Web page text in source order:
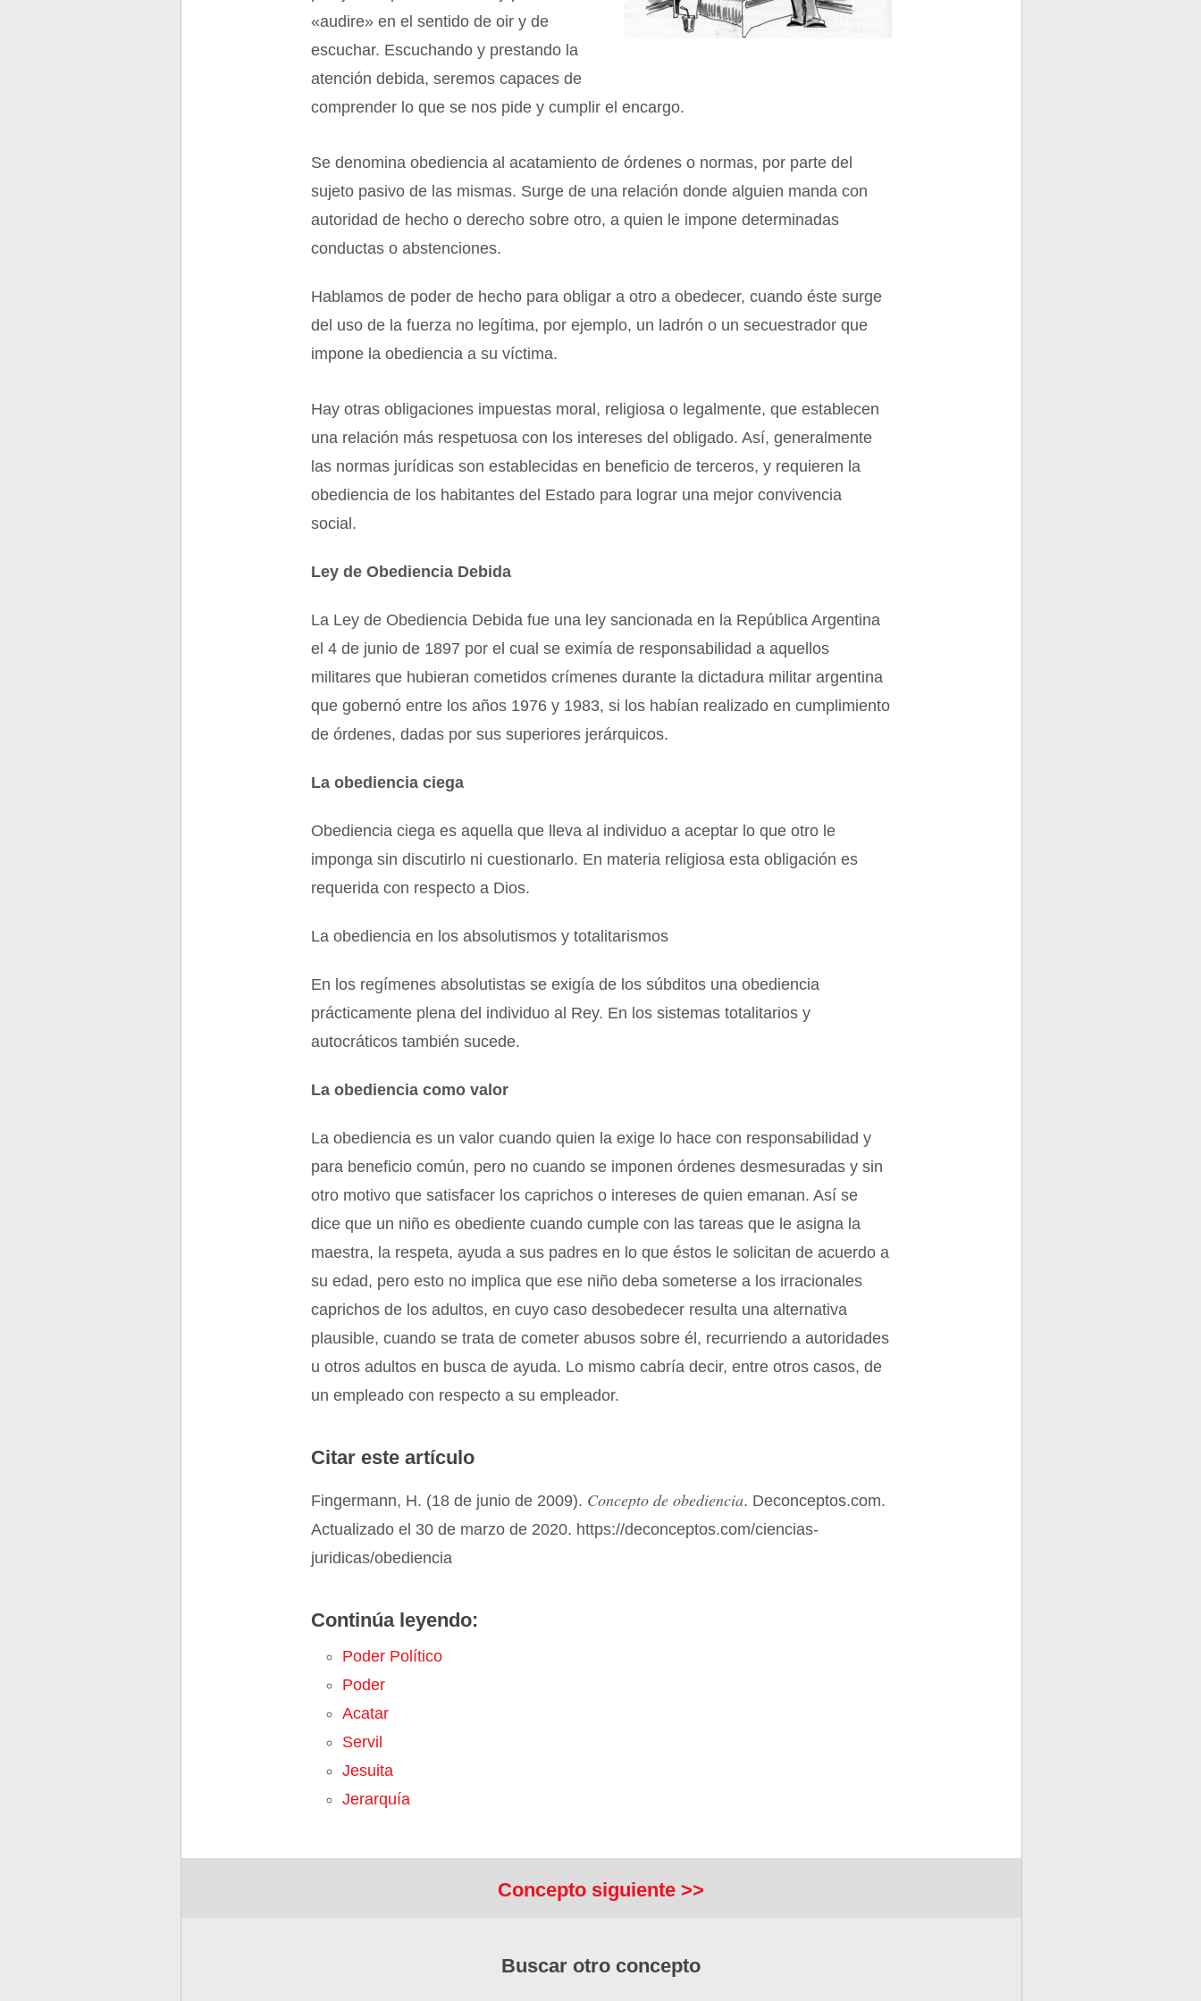
«audire» en el sentido de oir y de
escuchar. Escuchando y prestando la
atención debida, seremos capaces de
comprender lo que se nos pide y cumplir el encargo.
Se denomina obediencia al acatamiento de órdenes o normas, por parte del
sujeto pasivo de las mismas. Surge de una relación donde alguien manda con
autoridad de hecho o derecho sobre otro, a quien le impone determinadas
conductas o abstenciones.
Hablamos de poder de hecho para obligar a otro a obedecer, cuando éste surge
del uso de la fuerza no legítima, por ejemplo, un ladrón o un secuestrador que
impone la obediencia a su víctima.
Hay otras obligaciones impuestas moral, religiosa o legalmente, que establecen
una relación más respetuosa con los intereses del obligado. Así, generalmente
las normas jurídicas son establecidas en beneficio de terceros, y requieren la
obediencia de los habitantes del Estado para lograr una mejor convivencia
social.
Ley de Obediencia Debida
La Ley de Obediencia Debida fue una ley sancionada en la República Argentina
el 4 de junio de 1897 por el cual se eximía de responsabilidad a aquellos
militares que hubieran cometidos crímenes durante la dictadura militar argentina
que gobernó entre los años 1976 y 1983, si los habían realizado en cumplimiento
de órdenes, dadas por sus superiores jerárquicos.
La obediencia ciega
Obediencia ciega es aquella que lleva al individuo a aceptar lo que otro le
imponga sin discutirlo ni cuestionarlo. En materia religiosa esta obligación es
requerida con respecto a Dios.
La obediencia en los absolutismos y totalitarismos
En los regímenes absolutistas se exigía de los súbditos una obediencia
prácticamente plena del individuo al Rey. En los sistemas totalitarios y
autocráticos también sucede.
La obediencia como valor
La obediencia es un valor cuando quien la exige lo hace con responsabilidad y
para beneficio común, pero no cuando se imponen órdenes desmesuradas y sin
otro motivo que satisfacer los caprichos o intereses de quien emanan. Así se
dice que un niño es obediente cuando cumple con las tareas que le asigna la
maestra, la respeta, ayuda a sus padres en lo que éstos le solicitan de acuerdo a
su edad, pero esto no implica que ese niño deba someterse a los irracionales
caprichos de los adultos, en cuyo caso desobedecer resulta una alternativa
plausible, cuando se trata de cometer abusos sobre él, recurriendo a autoridades
u otros adultos en busca de ayuda. Lo mismo cabría decir, entre otros casos, de
un empleado con respecto a su empleador.
Citar este artículo
Fingermann, H. (18 de junio de 2009). Concepto de obediencia. Deconceptos.com.
Actualizado el 30 de marzo de 2020. https://deconceptos.com/ciencias-
juridicas/obediencia
Continúa leyendo:
Poder Político
Poder
Acatar
Servil
Jesuita
Jerarquía
Concepto siguiente >>
Buscar otro concepto